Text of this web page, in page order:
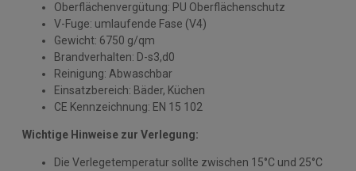
Oberflächenvergütung: PU Oberflächenschutz
V-Fuge: umlaufende Fase (V4)
Gewicht: 6750 g/qm
Brandverhalten: D-s3,d0
Reinigung: Abwaschbar
Einsatzbereich: Bäder, Küchen
CE Kennzeichnung: EN 15 102
Wichtige Hinweise zur Verlegung:
Die Verlegetemperatur sollte zwischen 15°C und 25°C